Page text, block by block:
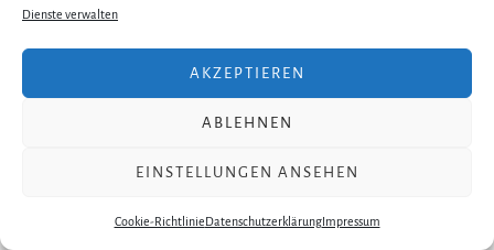
Dienste verwalten
AKZEPTIEREN
ABLEHNEN
EINSTELLUNGEN ANSEHEN
Cookie-RichtlinieDatenschutzerklärungImpressum